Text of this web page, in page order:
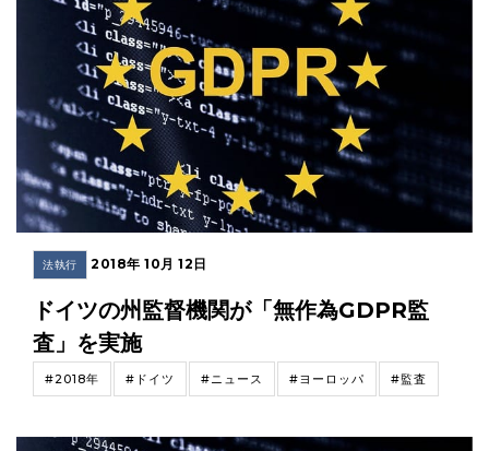
法執行 2018年 10月 12日
ドイツの州監督機関が「無作為GDPR監
査」を実施
#2018年 #ドイツ #ニュース #ヨーロッパ #監査